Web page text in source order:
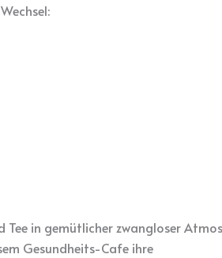
in gemütlicher zwangloser
Gesundheits-Cafe ihre